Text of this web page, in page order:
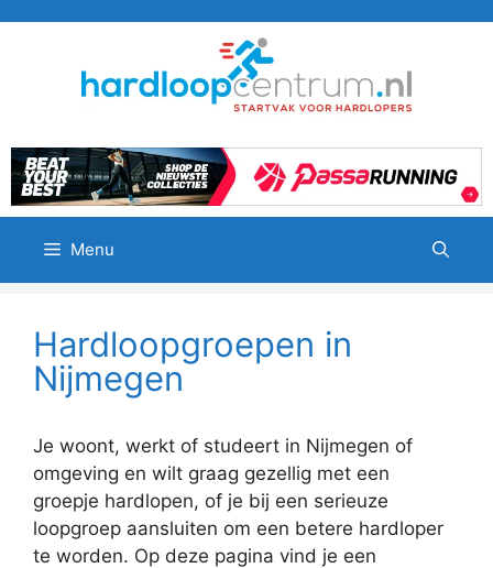
Menu
Hardloopgroepen in
Nijmegen
Je woont, werkt of studeert in Nijmegen of
omgeving en wilt graag gezellig met een
groepje hardlopen, of je bij een serieuze
loopgroep aansluiten om een betere hardloper
te worden. Op deze pagina vind je een